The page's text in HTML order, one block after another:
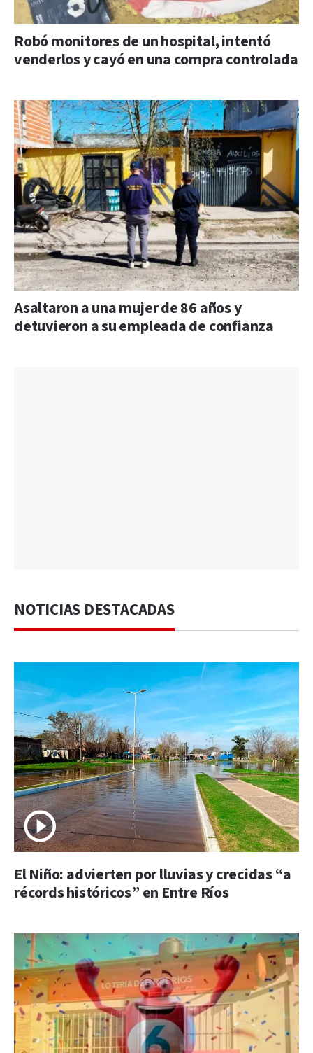
Robó monitores de un hospital, intentó
venderlos y cayó en una compra controlada
Asaltaron a una mujer de 86 años y
detuvieron a su empleada de confianza
NOTICIAS DESTACADAS
El Niño: advierten por lluvias y crecidas “a
récords históricos” en Entre Ríos